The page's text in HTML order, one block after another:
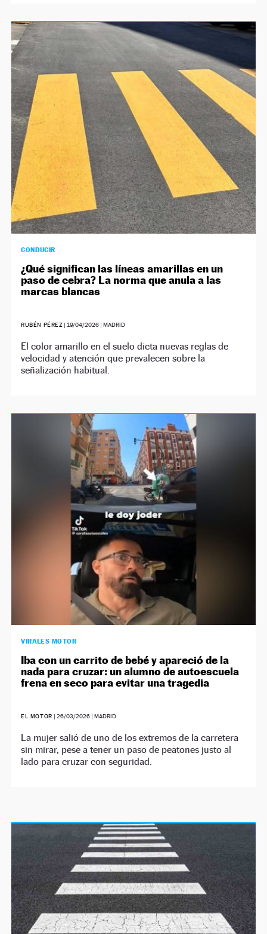
CONDUCIR
¿Qué significan las líneas amarillas en un
paso de cebra? La norma que anula a las
marcas blancas
RUBÉN PÉREZ | 19/04/2026 | MADRID
El color amarillo en el suelo dicta nuevas reglas de
velocidad y atención que prevalecen sobre la
señalización habitual.
VIRALES MOTOR
Iba con un carrito de bebé y apareció de la
nada para cruzar: un alumno de autoescuela
frena en seco para evitar una tragedia
EL MOTOR | 26/03/2026| MADRID
La mujer salió de uno de los extremos de la carretera
sin mirar, pese a tener un paso de peatones justo al
lado para cruzar con seguridad.